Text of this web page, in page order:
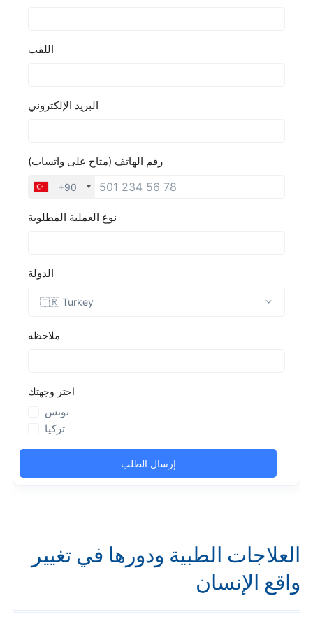
العلاجات الطبية ودورها في تغيير
واقع الإنسان